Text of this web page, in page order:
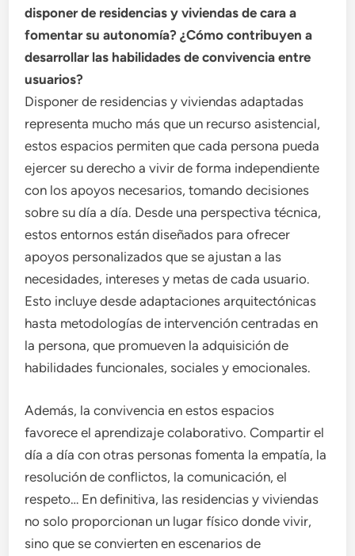
disponer de residencias y viviendas de cara a
fomentar su autonomía? ¿Cómo contribuyen a
desarrollar las habilidades de convivencia entre
usuarios?
Disponer de residencias y viviendas adaptadas
representa mucho más que un recurso asistencial,
estos espacios permiten que cada persona pueda
ejercer su derecho a vivir de forma independiente
con los apoyos necesarios, tomando decisiones
sobre su día a día. Desde una perspectiva técnica,
estos entornos están diseñados para ofrecer
apoyos personalizados que se ajustan a las
necesidades, intereses y metas de cada usuario.
Esto incluye desde adaptaciones arquitectónicas
hasta metodologías de intervención centradas en
la persona, que promueven la adquisición de
habilidades funcionales, sociales y emocionales.
Además, la convivencia en estos espacios
favorece el aprendizaje colaborativo. Compartir el
día a día con otras personas fomenta la empatía, la
resolución de conflictos, la comunicación, el
respeto… En definitiva, las residencias y viviendas
no solo proporcionan un lugar físico donde vivir,
sino que se convierten en escenarios de